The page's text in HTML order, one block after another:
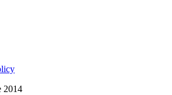
2014